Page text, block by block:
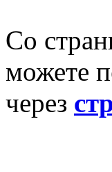
Со
можете
через